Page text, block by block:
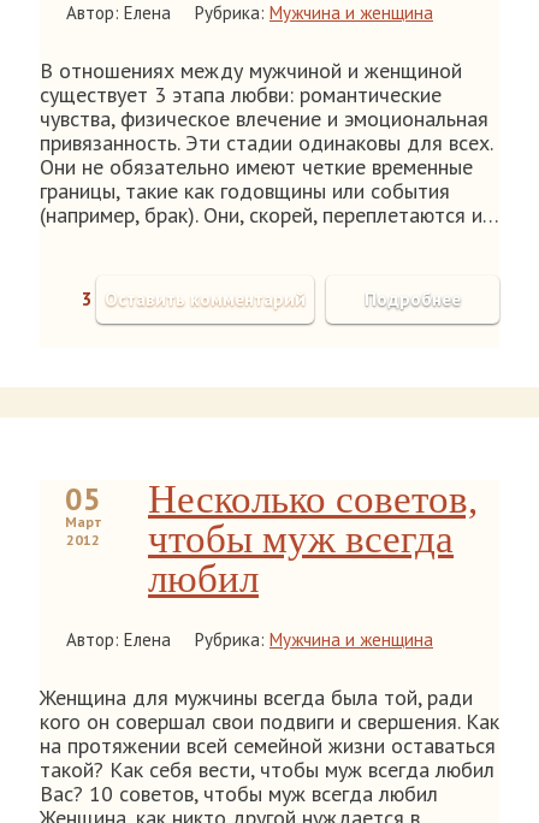
Автор: Елена Рубрика: Мужчина и женщина
В отношениях между мужчиной и женщиной
существует 3 этапа любви: романтические
чувства, физическое влечение и эмоциональная
привязанность. Эти стадии одинаковы для всех.
Они не обязательно имеют четкие временные
границы, такие как годовщины или события
(например, брак). Они, скорей, переплетаются и…
3 Подробнее
Оставить комментарий
05
Март
2012
Несколько советов,
чтобы муж всегда
любил
Автор: Елена Рубрика: Мужчина и женщина
Женщина для мужчины всегда была той, ради
кого он совершал свои подвиги и свершения. Как
на протяжении всей семейной жизни оставаться
такой? Как себя вести, чтобы муж всегда любил
Вас? 10 советов, чтобы муж всегда любил